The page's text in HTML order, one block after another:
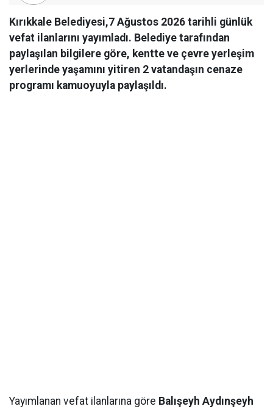
Kırıkkale Belediyesi,7 Ağustos 2026 tarihli günlük
vefat ilanlarını yayımladı. Belediye tarafından
paylaşılan bilgilere göre, kentte ve çevre yerleşim
yerlerinde yaşamını yitiren 2 vatandaşın cenaze
programı kamuoyuyla paylaşıldı.
Yayımlanan vefat ilanlarına göre Balışeyh Aydınşeyh